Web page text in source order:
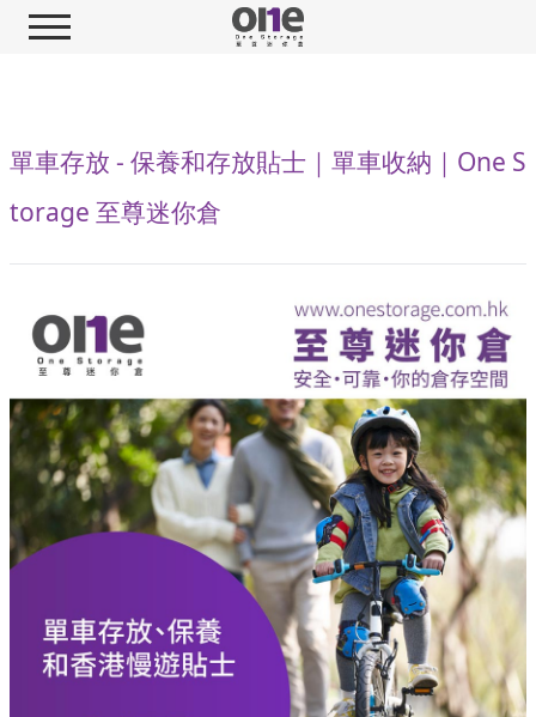
單車存放 - 保養和存放貼士｜單車收納｜One S
torage 至尊迷你倉